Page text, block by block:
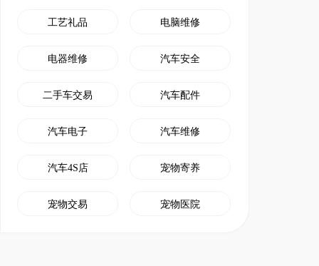
工艺礼品 电脑维修
电器维修 汽车安全
二手车交易 汽车配件
汽车电子 汽车维修
汽车4S店 宠物寄养
宠物交易 宠物医院